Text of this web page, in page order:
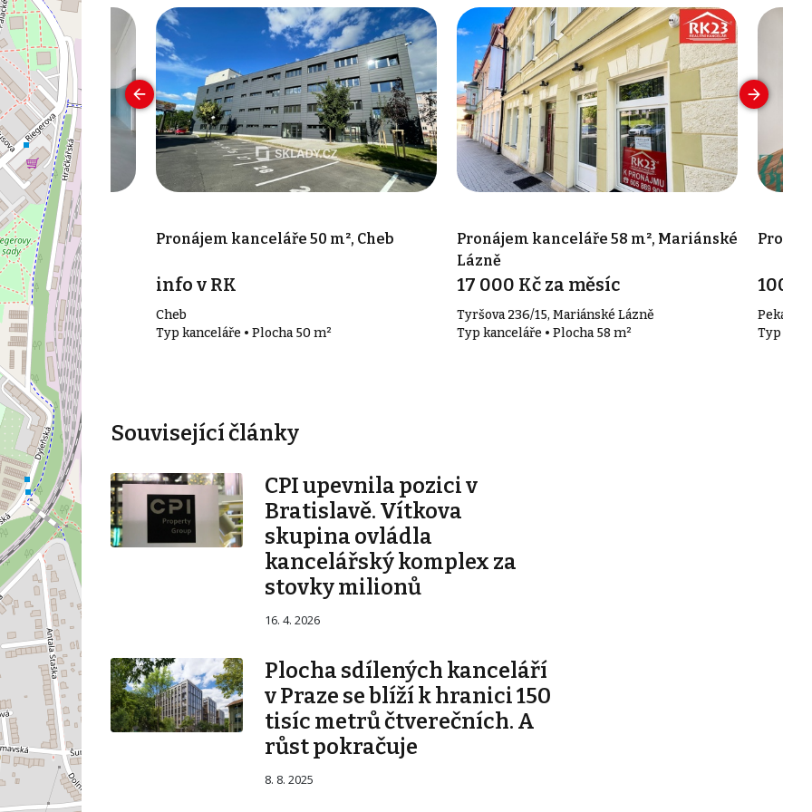
m², Cheb
m²
Pronájem kanceláře 50 m², Cheb
info v RK
Cheb
Typ kanceláře • Plocha 50 m²
Pronájem kanceláře 58 m², Mariánské
Lázně
17 000 Kč za měsíc
Tyršova 236/15, Mariánské Lázně
Typ kanceláře • Plocha 58 m²
100
Typ
Související články
CPI upevnila pozici v
Bratislavě. Vítkova
skupina ovládla
kancelářský komplex za
stovky milionů
16. 4. 2026
Plocha sdílených kanceláří
v Praze se blíží k hranici 150
tisíc metrů čtverečních. A
růst pokračuje
8. 8. 2025